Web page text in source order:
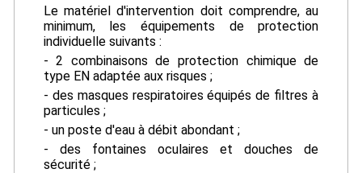
Le matériel d'intervention doit comprendre, au
minimum, les équipements de protection
individuelle suivants :
- 2 combinaisons de protection chimique de
type EN adaptée aux risques ;
- des masques respiratoires équipés de filtres à
particules ;
- un poste d'eau à débit abondant ;
- des fontaines oculaires et douches de
sécurité ;